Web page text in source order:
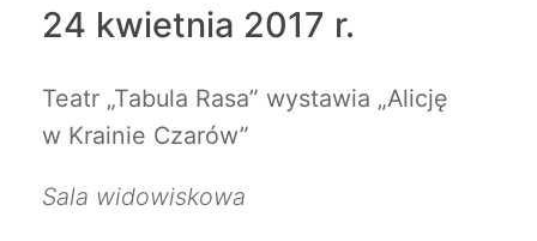
24 kwietnia 2017 r.
Teatr „Tabula Rasa” wystawia „Alicję
w Krainie Czarów”
Sala widowiskowa